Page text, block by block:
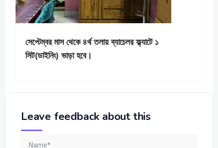
ফ্ল্যাটে ১ এক রুম ভাড়া হবে।
Leave feedback about this